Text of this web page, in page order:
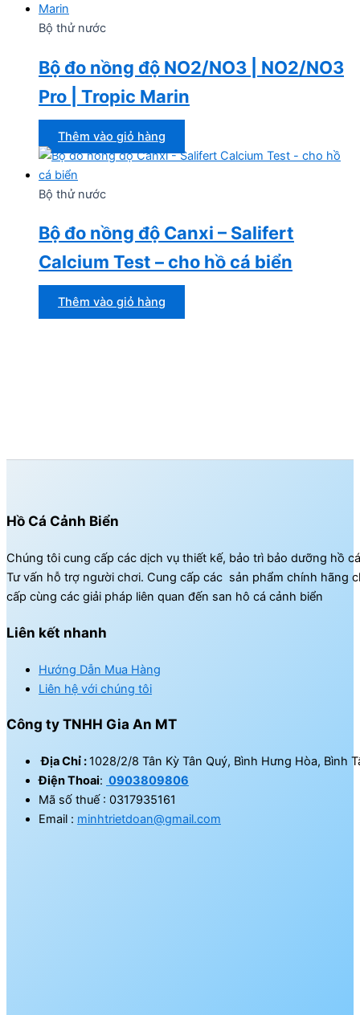
Bộ thử nước
Bộ đo nồng độ NO2/NO3 | NO2/NO3
Pro | Tropic Marin
Thêm vào giỏ hàng
Bộ thử nước
Bộ đo nồng độ Canxi – Salifert
Calcium Test – cho hồ cá biển
Thêm vào giỏ hàng
Hồ Cá Cảnh Biển
Chúng tôi cung cấp các dịch vụ thiết kế, bảo trì bảo dưỡng hồ
Tư vấn hỗ trợ người chơi. Cung cấp các sản phẩm chính hãng
cấp cùng các giải pháp liên quan đến san hô cá cảnh biển
Liên kết nhanh
Hướng Dẫn Mua Hàng
Liên hệ với chúng tôi
Công ty TNHH Gia An MT
Địa Chỉ :1028/2/8 Tân Kỳ Tân Quý, Bình Hưng Hòa, Bình
Điện Thoai: 0903809806
Mã số thuế : 0317935161
Email : minhtrietdoan@gmail.com